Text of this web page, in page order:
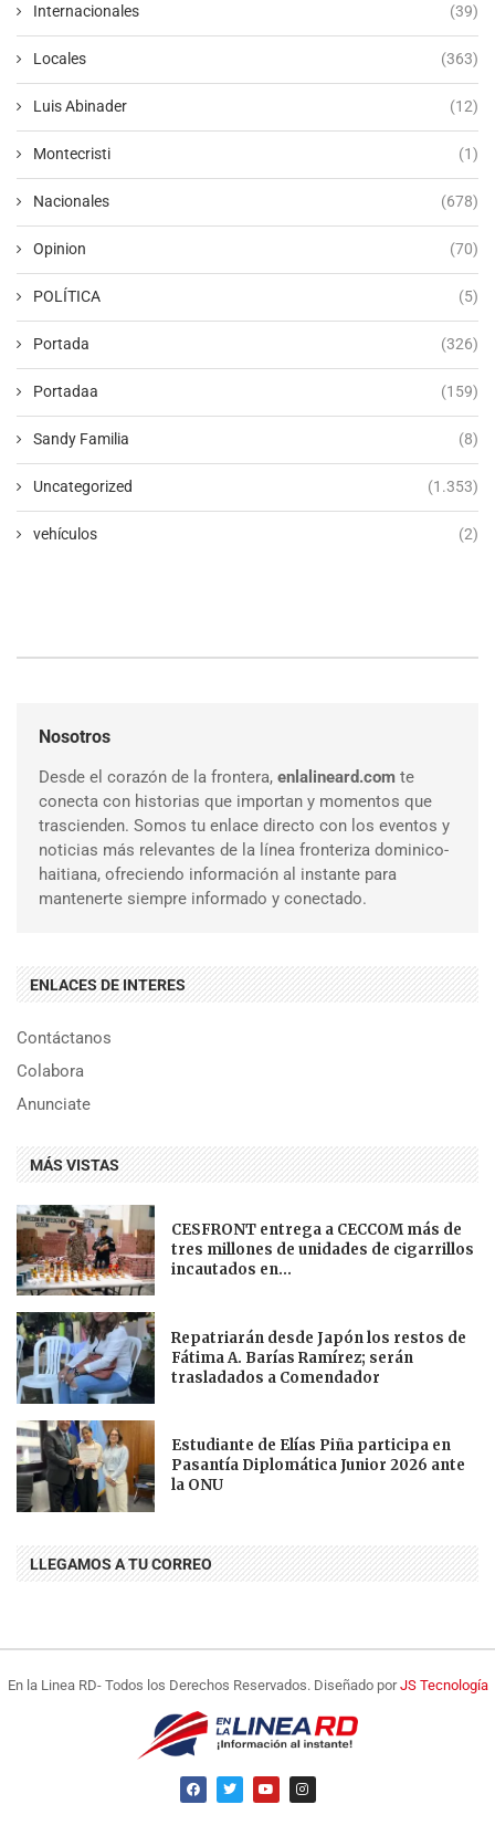
Internacionales (39)
Locales (363)
Luis Abinader (12)
Montecristi (1)
Nacionales (678)
Opinion (70)
POLÍTICA (5)
Portada (326)
Portadaa (159)
Sandy Familia (8)
Uncategorized (1.353)
vehículos (2)
Nosotros
Desde el corazón de la frontera, enlalineard.com te
conecta con historias que importan y momentos que
trascienden. Somos tu enlace directo con los eventos y
noticias más relevantes de la línea fronteriza dominico-
haitiana, ofreciendo información al instante para
mantenerte siempre informado y conectado.
ENLACES DE INTERES
Contáctanos
Colabora
Anunciate
MÁS VISTAS
CESFRONT entrega a CECCOM más de
tres millones de unidades de cigarrillos
incautados en...
Repatriarán desde Japón los restos de
Fátima A. Barías Ramírez; serán
trasladados a Comendador
Estudiante de Elías Piña participa en
Pasantía Diplomática Junior 2026 ante
la ONU
LLEGAMOS A TU CORREO
En la Linea RD- Todos los Derechos Reservados. Diseñado porJS Tecnología